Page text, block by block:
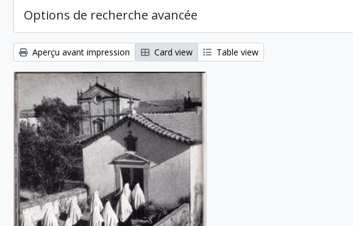
Options de recherche avancée
Aperçu avant impression Card view Table view